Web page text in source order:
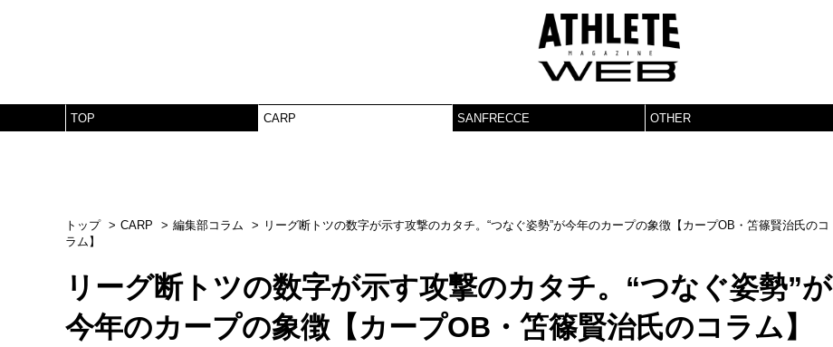
TOP CARP SANFRECCE OTHER
トップ CARP 編集部コラム
リーグ断トツの数字が示す攻撃のカタチ。“つなぐ姿勢”が今年のカープの象徴【カープOB・笘篠賢治氏のコ
ラム】
リーグ断トツの数字が示す攻撃のカタチ。“つなぐ姿勢”が
今年のカープの象徴【カープOB・笘篠賢治氏のコラム】